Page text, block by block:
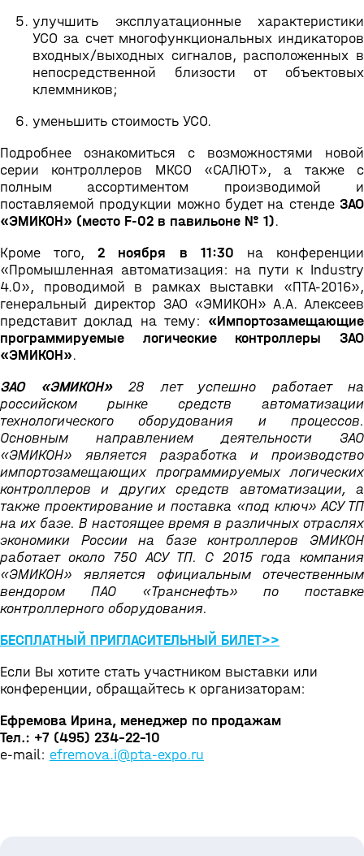
улучшить эксплуатационные характеристики
УСО за счет многофункциональных индикаторов
входных/выходных сигналов, расположенных в
непосредственной близости от объектовых
клеммников;
уменьшить стоимость УСО.
Подробнее ознакомиться с возможностями новой
серии контроллеров МКСО «САЛЮТ», а также с
полным ассортиментом производимой и
поставляемой продукции можно будет на стенде ЗАО
«ЭМИКОН» (место F-02 в павильоне № 1).
Кроме того,2 ноября в 11:30 на конференции
«Промышленная автоматизация: на пути к Industry
4.0», проводимой в рамках выставки «ПТА-2016»,
генеральный директор ЗАО «ЭМИКОН» А.А. Алексеев
представит доклад на тему: «Импортозамещающие
программируемые логические контроллеры ЗАО
«ЭМИКОН».
ЗАО «ЭМИКОН»28 лет успешно работает на
российском рынке средств автоматизации
технологического оборудования и процессов.
Основным направлением деятельности ЗАО
«ЭМИКОН» является разработка и производство
импортозамещающих программируемых логических
контроллеров и других средств автоматизации, а
также проектирование и поставка «под ключ» АСУ ТП
на их базе. В настоящее время в различных отраслях
экономики России на базе контроллеров ЭМИКОН
работает около 750 АСУ ТП. С 2015 года компания
«ЭМИКОН» является официальным отечественным
вендором ПАО «Транснефть» по поставке
контроллерного оборудования.
БЕСПЛАТНЫЙ ПРИГЛАСИТЕЛЬНЫЙ БИЛЕТ>>
Если Вы хотите стать участником выставки или
конференции, обращайтесь к организаторам:
Ефремова Ирина, менеджер по продажам
Тел.: +7 (495) 234-22-10
e-mail: efremova.i@pta-expo.ru